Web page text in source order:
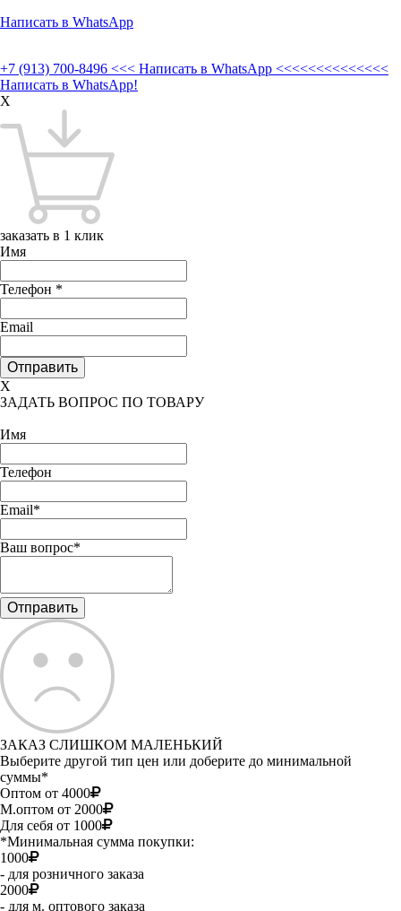
Написать в WhatsApp
+7 (913) 700-8496 <<< Написать в WhatsApp <<<<<<<<<<<<<<
Написать в WhatsApp!
X
заказать в 1 клик
Имя
Телефон *
Email
X
ЗАДАТЬ ВОПРОС ПО ТОВАРУ
Имя
Телефон
Email*
Ваш вопрос*
ЗАКАЗ СЛИШКОМ МАЛЕНЬКИЙ
Выберите другой тип цен или доберите до минимальной
суммы*
Оптом от 4000
М.оптом от 2000
Для себя от 1000
*Минимальная сумма покупки:
1000
- для розничного заказа
2000
- для м. оптового заказа